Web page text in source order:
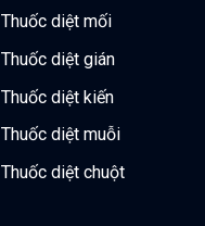
Thuốc diệt mối
Thuốc diệt gián
Thuốc diệt kiến
Thuốc diệt muỗi
Thuốc diệt chuột